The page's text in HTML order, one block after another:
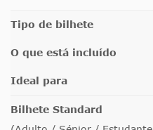
Tipo de bilhete
O que está incluído
Ideal para
Bilhete Standard